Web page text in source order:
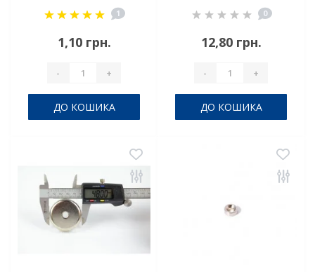
1
1,10 грн.
- +
ДО КОШИКА
0
12,80 грн.
- +
ДО КОШИКА